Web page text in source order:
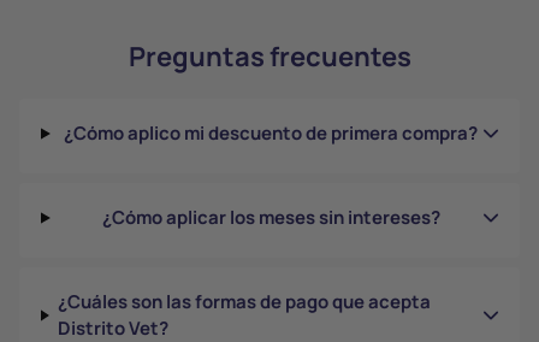
Preguntas frecuentes
¿Cómo aplico mi descuento de primera compra?
¿Cómo aplicar los meses sin intereses?
¿Cuáles son las formas de pago que acepta
Distrito Vet?